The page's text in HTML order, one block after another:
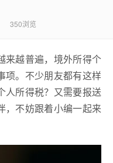
350浏览
来越普遍，境外所得个
项。不少朋友都有这样
人所得税？又需要报送
，不妨跟着小编一起来